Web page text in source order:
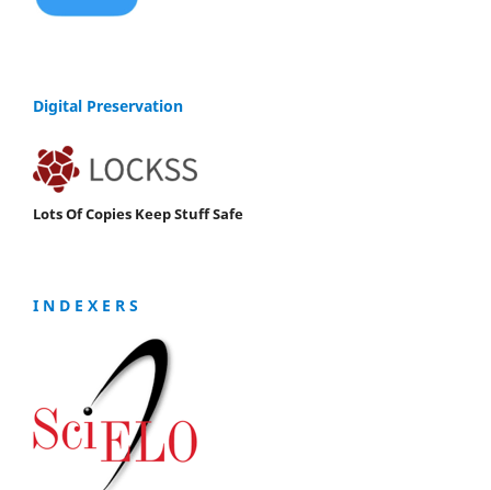
Digital Preservation
Lots Of Copies Keep Stuff Safe
I N D E X E R S